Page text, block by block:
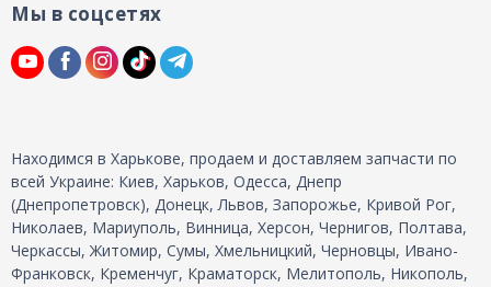
Мы в соцсетях
Находимся в Харькове, продаем и доставляем запчасти по
всей Украине: Киев, Харьков, Одесса, Днепр
(Днепропетровск), Донецк, Львов, Запорожье, Кривой Рог,
Николаев, Мариуполь, Винница, Херсон, Чернигов, Полтава,
Черкассы, Житомир, Сумы, Хмельницкий, Черновцы, Ивано-
Франковск, Кременчуг, Краматорск, Мелитополь, Никополь,